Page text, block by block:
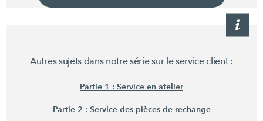
Autres sujets dans notre série sur le serviceclient :
Partie 1 : Service en atelier
Partie 2 : Service des pièces de rechange